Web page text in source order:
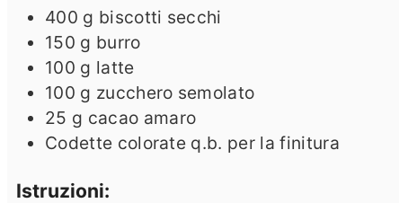
400 g biscotti secchi
150 g burro
100 g latte
100 g zucchero semolato
25 g cacao amaro
Codette colorate q.b. per la finitura
Istruzioni: